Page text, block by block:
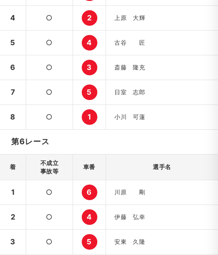
4 ○ 2 上原 大輝
5 ○ 4 古谷 匠
6 ○ 3 斎藤 隆充
7 ○ 5 日室 志郎
8 ○ 1 小川 可蓮
第6レース
着
不成立
事故等
車番 選手名
1 ○ 6 川原 剛
2 ○ 4 伊藤 弘幸
3 ○ 5 安東 久隆